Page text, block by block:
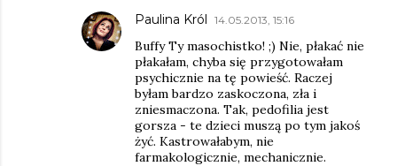
Paulina Król 14.05.2013, 15:16
Buffy Ty masochistko! ;) Nie, płakać nie
płakałam, chyba się przygotowałam
psychicznie na tę powieść. Raczej
byłam bardzo zaskoczona, zła i
zniesmaczona. Tak, pedofilia jest
gorsza - te dzieci muszą po tym jakoś
żyć. Kastrowałabym, nie
farmakologicznie, mechanicznie.